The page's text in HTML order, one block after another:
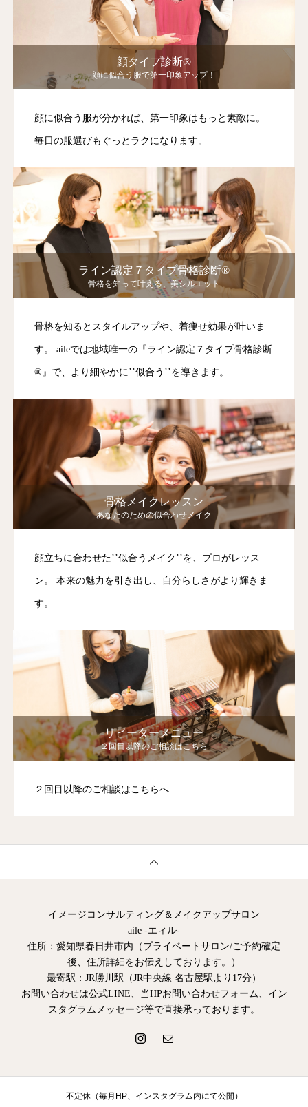
顔タイプ診断®︎
顔に似合う服で第一印象アップ！
顔に似合う服が分かれば、第一印象はもっと素敵に。
毎日の服選びもぐっとラクになります。
ライン認定７タイプ骨格診断®︎
骨格を知って叶える、美シルエット
骨格を知るとスタイルアップや、着痩せ効果が叶いま
す。 aileでは地域唯一の『ライン認定７タイプ骨格診断
®︎』で、より細やかに’’似合う’’を導きます。
骨格メイクレッスン
あなたのための似合わせメイク
顔立ちに合わせた’’似合うメイク’’を、プロがレッス
ン。 本来の魅力を引き出し、自分らしさがより輝きま
す。
リピーターメニュー
２回目以降のご相談はこちら
２回目以降のご相談はこちらへ
イメージコンサルティング＆メイクアップサロン
aile -エィル-
住所：愛知県春日井市内（プライベートサロン/ご予約確定
後、住所詳細をお伝えしております。）
最寄駅：JR勝川駅（JR中央線 名古屋駅より17分）
お問い合わせは公式LINE、当HPお問い合わせフォーム、イン
スタグラムメッセージ等で直接承っております。
不定休（毎月HP、インスタグラム内にて公開）